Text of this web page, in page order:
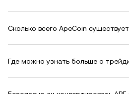
Сколько всего ApeCoin
Где можно узнать больше о